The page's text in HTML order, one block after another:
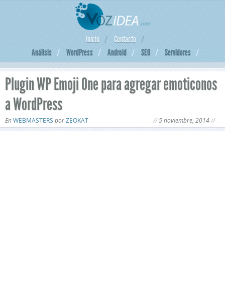
Inicio
Contacto
Análisis
WordPress Android SEO Servidores
Plugin WP Emoji One para agregar emoticonos
a WordPress
EnWEBMASTERS porZEOKAT 5 noviembre, 2014